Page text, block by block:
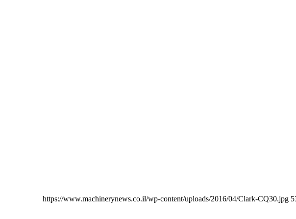
https://www.machinerynews.co.il/wp-content/uploads/2016/04/Clark-CQ30.jpg